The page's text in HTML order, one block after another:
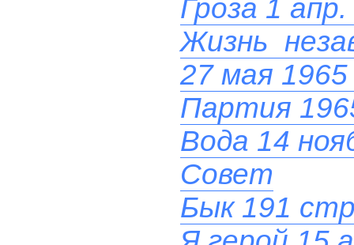
Гроза 1
Жизнь
27 мая 1965
Партия
Вода 14
Совет
Бык 191